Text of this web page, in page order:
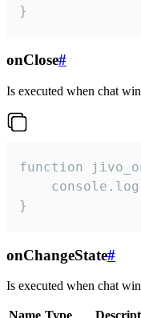
}
onClose#
Is executed when chat
function
}
onChangeState#
Is executed when chat